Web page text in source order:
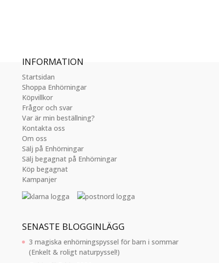
INFORMATION
Startsidan
Shoppa Enhörningar
Köpvillkor
Frågor och svar
Var är min beställning?
Kontakta oss
Om oss
Sälj på Enhörningar
Sälj begagnat på Enhörningar
Köp begagnat
Kampanjer
SENASTE BLOGGINLÄGG
3 magiska enhörningspyssel för barn i sommar
(Enkelt & roligt naturpyssel!)